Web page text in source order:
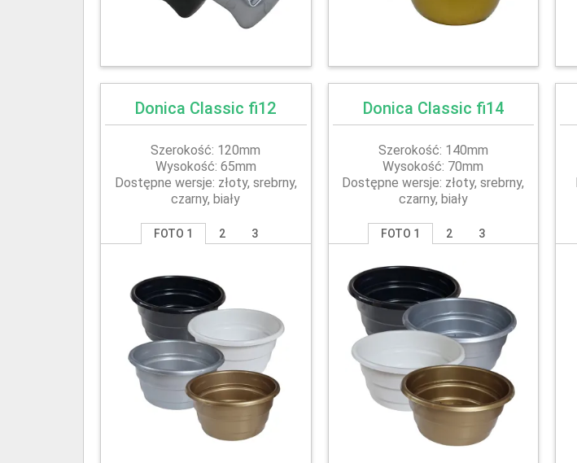
Donica Classic fi12
Szerokość: 120mm
Wysokość: 65mm
Dostępne wersje: złoty, srebrny,
czarny, biały
FOTO 1 2 3
Donica Classic fi14
Szerokość: 140mm
Wysokość: 70mm
Dostępne wersje: złoty, srebrny,
czarny, biały
FOTO 1 2 3